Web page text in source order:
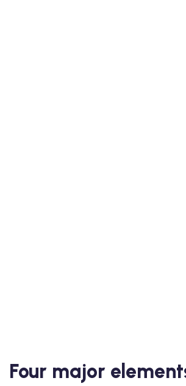
Four major